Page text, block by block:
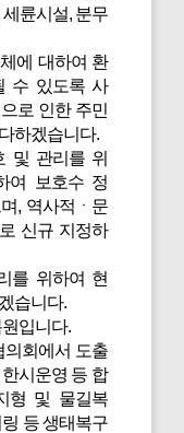
륜시설, 분무
에 대하여 환
수 있도록 사
로 인한 주민
하겠습니다.
및 관리를 위
여 보호수 정
, 역사적ㆍ문
신규 지정하
를 위하여 현
습니다.
입니다.
의회에서 도출
시운영 등 합
형 및 물길복
등 생태복구